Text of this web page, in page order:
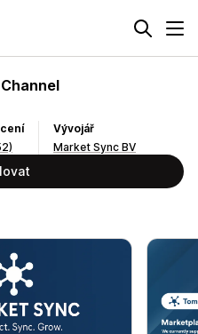
Vývojář
Market Sync BV